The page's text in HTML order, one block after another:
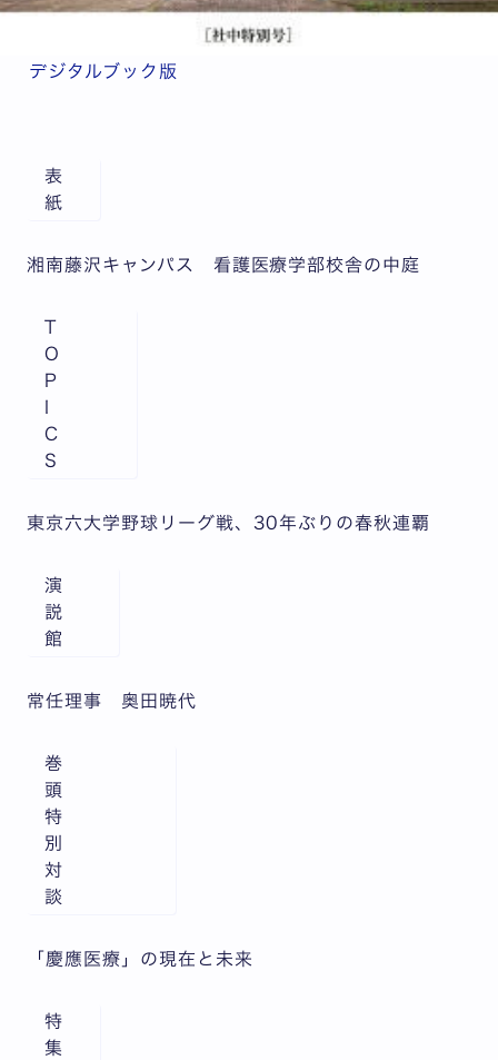
デジタルブック版
表
紙
湘南藤沢キャンパス 看護医療学部校舎の中庭
T
O
P
I
C
S
東京六大学野球リーグ戦、30年ぶりの春秋連覇
演
説
館
常任理事 奥田暁代
巻
頭
特
別
対
談
「慶應医療」の現在と未来
特
集